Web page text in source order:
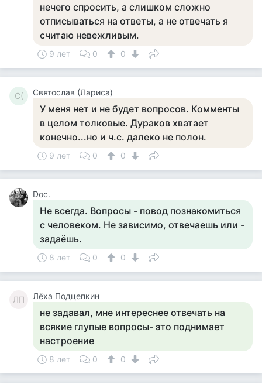
нечего спросить, а слишком сложно
отписываться на ответы, а не отвечать я
считаю невежливым.
9 лет 0 0
С( Святослав (Лариса)
У меня нет и не будет вопросов. Комменты
в целом толковые. Дураков хватает
конечно...но и ч.с. далеко не полон.
9 лет 0 0
Doc.
Не всегда. Вопросы - повод познакомиться
с человеком. Не зависимо, отвечаешь или -
задаёшь.
8 лет 0 0
ЛП Лёха Подцепкин
не задавал, мне интереснее отвечать на
всякие глупые вопросы- это поднимает
настроение
8 лет 0 0